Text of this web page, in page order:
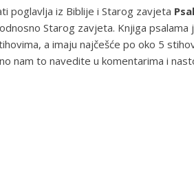
poglavlja iz Biblije i Starog zavjeta
Starog zavjeta. Knjiga
a imaju najčešće po oko 5
nam to navedite u komentarima i